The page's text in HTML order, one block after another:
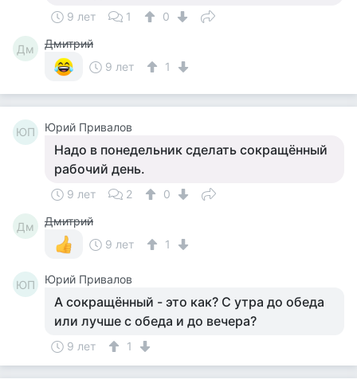
9 лет 1 0
Дм
Дмитрий
9 лет
1
ЮП Юрий Привалов
Надо в понедельник сделать сокращённый
рабочий день.
9 лет 2 0
Дм
Дмитрий
9 лет
1
ЮП Юрий Привалов
А сокращённый - это как? С утра до обеда
или лучше с обеда и до вечера?
9 лет 1